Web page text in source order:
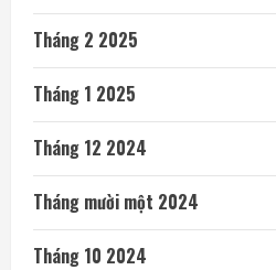
Tháng 2 2025
Tháng 1 2025
Tháng 12 2024
Tháng mười một 2024
Tháng 10 2024